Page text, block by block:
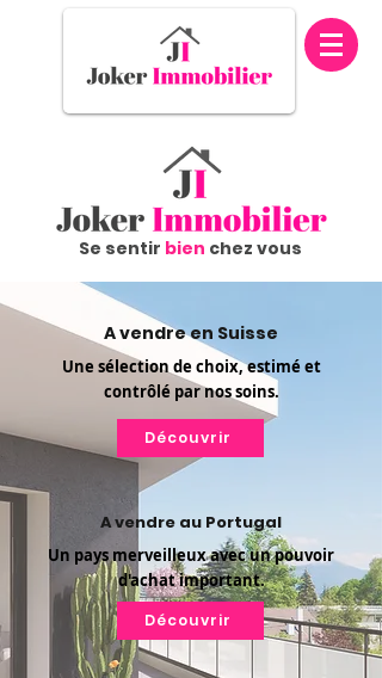
Se sentir bien chez vous
A vendre en Suisse
Une sélectionde choix,estimé et
contrôlé par nos soins.
Découvrir
A vendre au Portugal
Un pays merveilleux avec un pouvoir
d'achat important.
Découvrir